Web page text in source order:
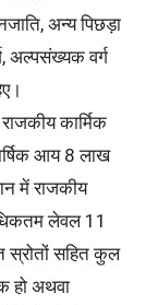
अन्य पिछड़ा
अल्पसंख्यक वर्ग
कार्मिक
आय 8 लाख
में राजकीय
लेवल 11
सहित कुल
हो अथवा